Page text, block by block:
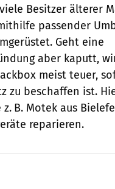
Besitzer älterer
passender
Geht eine
aber ­kaputt,
meist teuer,
zu beschaffen ist.
B. Motek aus
reparieren.